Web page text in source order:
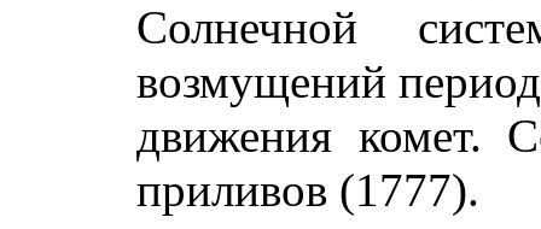
Солнечной
возмущений
движения комет.
приливов (1777).